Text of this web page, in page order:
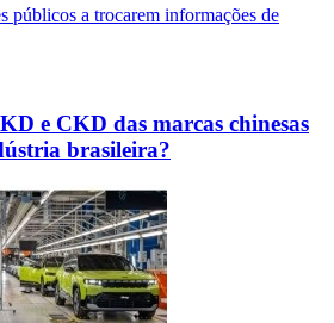
públicos a trocarem informações de
e CKD das marcas chinesas
brasileira?